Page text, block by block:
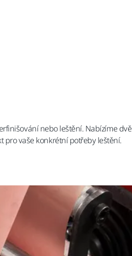
nebo leštění. Nabízíme dvě
pro vaše konkrétní potřeby leštění.